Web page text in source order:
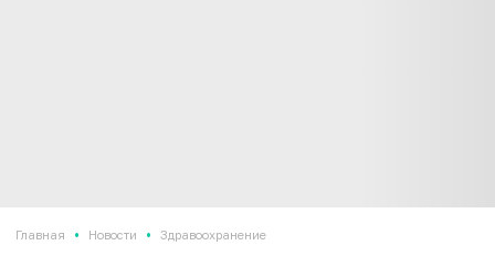
Главная • Новости • Здравоохранение